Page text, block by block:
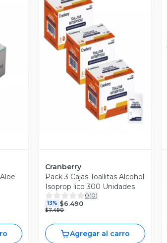
Vista Previa
Cranberry
Pack 3 Cajas Toallitas Alcohol
Isoprop lico 300 Unidades
0(0)
13% $6.490
$7.490
Agregar al carro